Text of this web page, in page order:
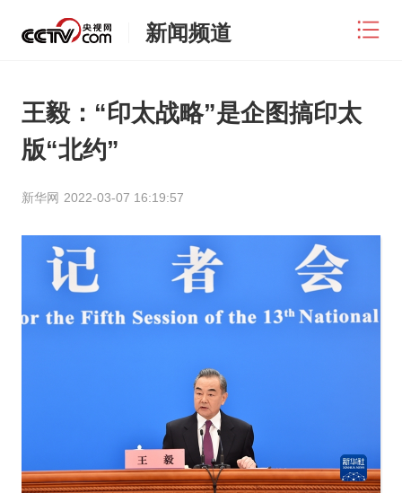
新闻频道
王毅：“印太战略”是企图搞印太
版“北约”
新华网 2022-03-07 16:19:57